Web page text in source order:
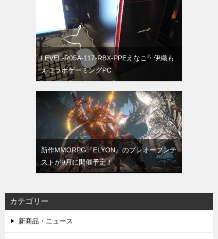
LEVEL-R05A-117-RBX-PPEえなこ・伊織も
えコラボゲーミングPC
新作MMORPG『ELYON』のプレオープンテ
ストが9月に開催予定！
カテゴリー
新商品・ニュース